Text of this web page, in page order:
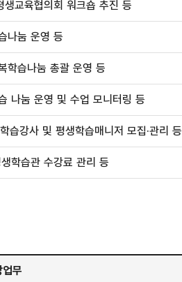
교육협의회 워크숍 추진 등
나눔 운영 등
학습나눔 총괄 운영 등
나눔 운영 및 수업 모니터링 등
습강사 및 평생학습매니저 모집·관리 등
학습관 수강료 관리 등
업무